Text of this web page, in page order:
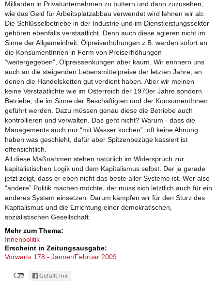
Milliarden in Privatunternehmen zu buttern und dann zuzusehen,
wie das Geld für Arbeitsplatzabbau verwendet wird lehnen wir ab.
Die Schlüsselbetriebe in der Industrie und im Dienstleistungssektor
gehören ebenfalls verstaatlicht. Denn auch diese agieren nicht im
Sinne der Allgemeinheit: Ölpreiserhöhungen z.B. werden sofort an
die KonsumentInnen in Form von Preiserhöhungen
“weitergegeben”, Ölpreissenkungen aber kaum. Wir erinnern uns
auch an die steigenden Lebensmittelpreise der letzten Jahre, an
denen die Handelsketten gut verdient haben. Aber wir meinen
keine Verstaatlichte wie im Österreich der 1970er Jahre sondern
Betriebe, die im Sinne der Beschäftigten und der KonsumentInnen
geführt werden. Dazu müssen genau diese die Betriebe auch
kontrollieren und verwalten. Das geht nicht? Warum - dass die
Managements auch nur “mit Wasser kochen”, oft keine Ahnung
haben was geschieht, dafür aber Spitzenbezüge kassiert ist
offensichtlich.
All diese Maßnahmen stehen natürlich im Widerspruch zur
kapitalistischen Logik und dem Kapitalismus selbst. Der ja gerade
jetzt zeigt, dass er eben nicht das beste aller Systeme ist. Wer also
“andere” Politik machen möchte, der muss sich letztlich auch für ein
anderes System einsetzen. Darum kämpfen wir für den Sturz des
Kapitalismus und die Errichtung einer demokratischen,
sozialistischen Gesellschaft.
Mehr zum Thema:
Innenpolitik
Erscheint in Zeitungsausgabe:
Vorwärts 178 - Jänner/Februar 2009